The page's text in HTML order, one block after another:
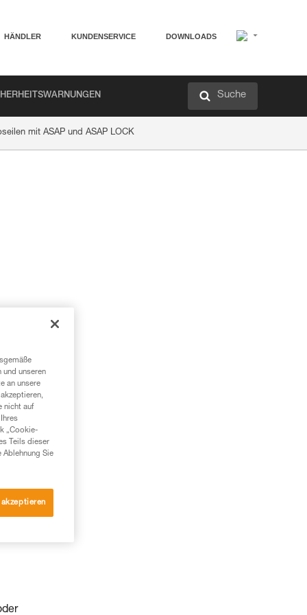
HÄNDLER KUNDENSERVICE DOWNLOADS
Suche
mit ASAP und ASAP LOCK
und unseren
an unsere
nicht auf
„Cookie-
Teils dieser
Ablehnung Sie